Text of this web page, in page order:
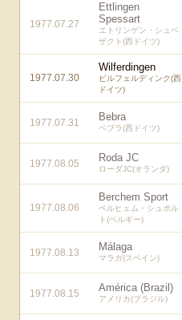
1977.07.27
Ettlingen
Spessart
エトリンゲン・シュペ
ザクト(西ドイツ)
1977.07.30
Wilferdingen
ビルフェルディンク(西
ドイツ)
1977.07.31 Bebra
ベブラ(西ドイツ)
1977.08.05 Roda JC
ローダJC(オランダ)
1977.08.06
Berchem Sport
ベルヒェム・シュポル
ト(ベルギー)
1977.08.13 Málaga
マラガ(スペイン)
1977.08.15 América (Brazil)
アメリカ(ブラジル)